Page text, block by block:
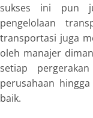
sukses ini pun
pengelolaan
transportasi juga
oleh manajer
setiap
perusahaan
baik.